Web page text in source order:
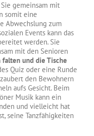
gemeinsam mit
somit eine
Abwechslung zum
Events kann das
werden. Sie
mit den Senioren
und die Tische
Quiz oder eine Runde
den Bewohnern
aufs Gesicht. Beim
Musik kann ein
und vielleicht hat
seine Tanzfähigkeiten